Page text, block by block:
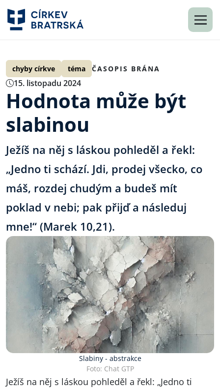
chyby církve téma ČASOPIS BRÁNA
15. listopadu 2024
Hodnota může být
slabinou
Ježíš na něj s láskou pohleděl a řekl:
„Jedno ti schází. Jdi, prodej všecko, co
máš, rozdej chudým a budeš mít
poklad v nebi; pak přijď a následuj
mne!“ (Marek 10,21).
Slabiny - abstrakce
Foto: Chat GTP
Ježíš na něj s láskou pohleděl a řekl: „Jedno ti